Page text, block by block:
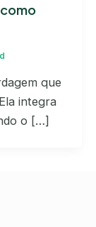
que
integra
o […]